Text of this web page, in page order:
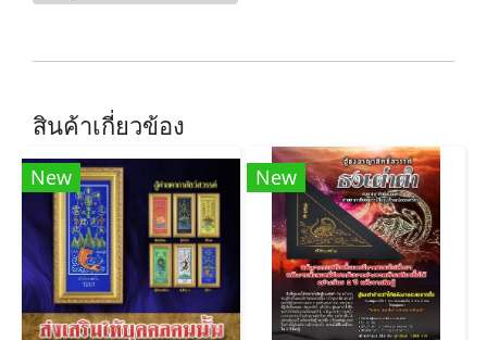
สินค้าเกี่ยวข้อง
New New